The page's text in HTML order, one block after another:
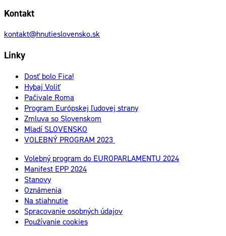
Kontakt
kontakt@hnutieslovensko.sk
Linky
Dosť bolo Fica!
Hybaj Voliť
Pačivale Roma
Program Európskej ľudovej strany
Zmluva so Slovenskom
Mladí SLOVENSKO
VOLEBNÝ PROGRAM 2023
Volebný program do EUROPARLAMENTU 2024
Manifest EPP 2024
Stanovy
Oznámenia
Na stiahnutie
Spracovanie osobných údajov
Používanie cookies